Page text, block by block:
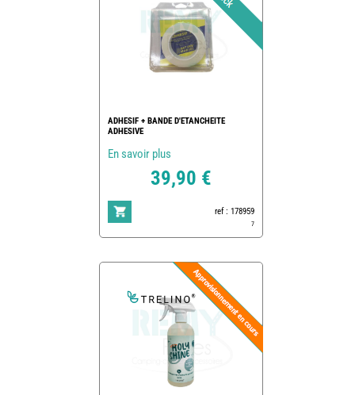
ADHESIF + BANDE D'ETANCHEITE
ADHESIVE
En savoir plus
39,90 €
ref : 178959
7